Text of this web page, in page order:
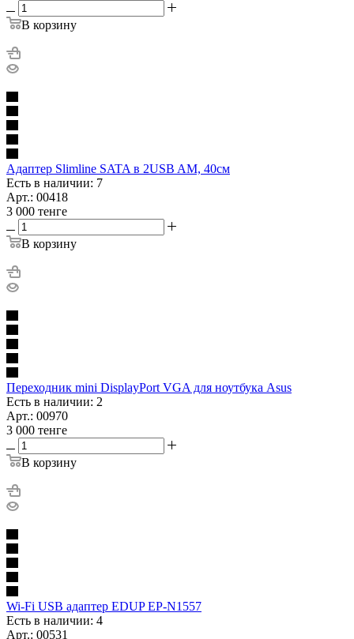
В корзину
Адаптер Slimline SATA в 2USB AM, 40см
Есть в наличии: 7
Арт.: 00418
3 000 тенге
В корзину
Переходник mini DisplayPort VGA для ноутбука Asus
Есть в наличии: 2
Арт.: 00970
3 000 тенге
В корзину
Wi-Fi USB адаптер EDUP EP-N1557
Есть в наличии: 4
Арт.: 00531